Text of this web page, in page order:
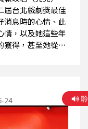
屆台北戲劇獎最佳
消息時的心情、此
情，以及她這些年
獲得，甚至她從催
24